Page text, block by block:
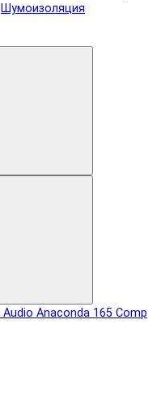
Шумоизоляция